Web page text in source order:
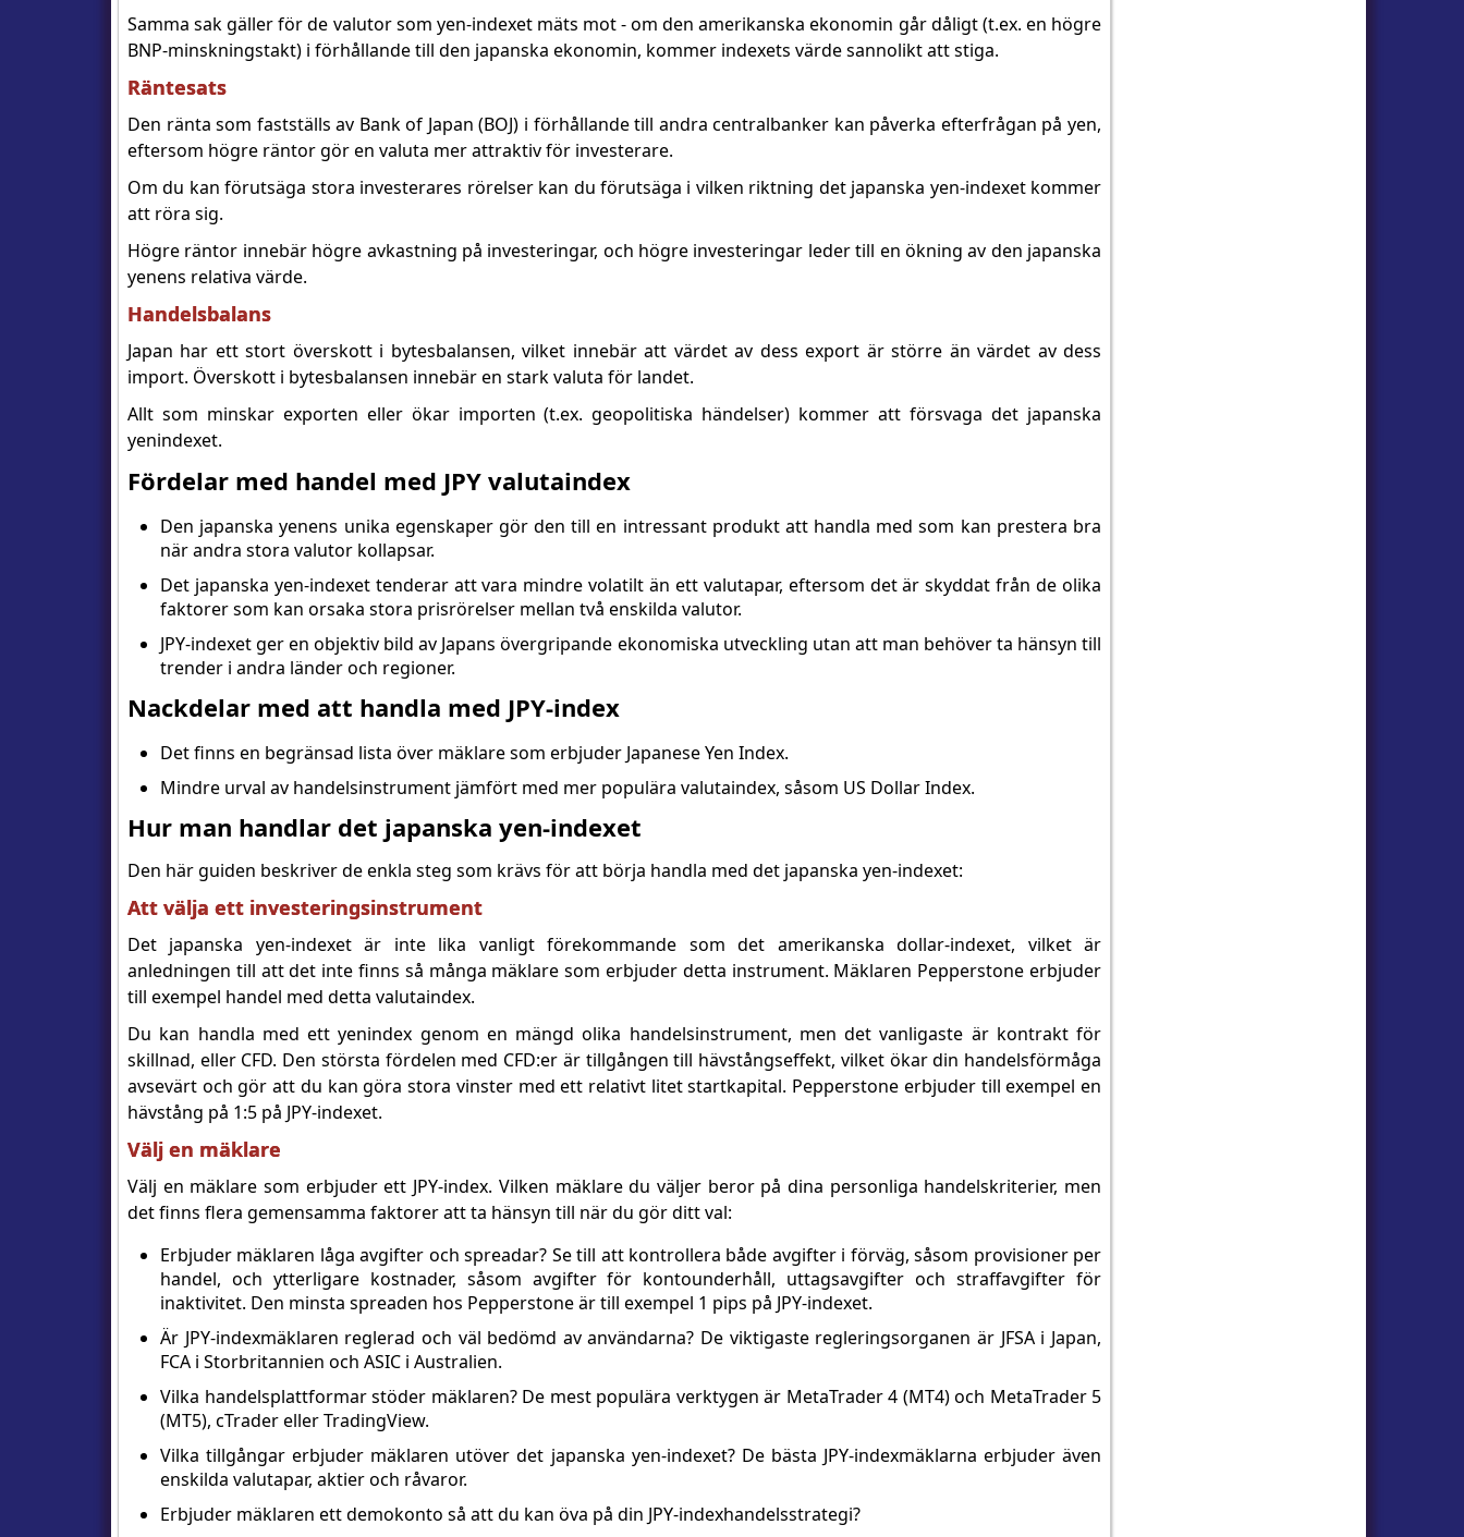
Samma sak gäller för de valutor som yen-indexet mäts mot - om den amerikanska ekonomin går dåligt (t.ex. en högre
BNP-minskningstakt) i förhållande till den japanska ekonomin, kommer indexets värde sannolikt att stiga.
Räntesats
Den ränta som fastställs av Bank of Japan (BOJ) i förhållande till andra centralbanker kan påverka efterfrågan på yen,
eftersom högre räntor gör en valuta mer attraktiv för investerare.
Om du kan förutsäga stora investerares rörelser kan du förutsäga i vilken riktning det japanska yen-indexet kommer
att röra sig.
Högre räntor innebär högre avkastning på investeringar, och högre investeringar leder till en ökning av den japanska
yenens relativa värde.
Handelsbalans
Japan har ett stort överskott i bytesbalansen, vilket innebär att värdet av dess export är större än värdet av dess
import. Överskott i bytesbalansen innebär en stark valuta för landet.
Allt som minskar exporten eller ökar importen (t.ex. geopolitiska händelser) kommer att försvaga det japanska
yenindexet.
Fördelar med handel med JPY valutaindex
Den japanska yenens unika egenskaper gör den till en intressant produkt att handla med som kan prestera bra
när andra stora valutor kollapsar.
Det japanska yen-indexet tenderar att vara mindre volatilt än ett valutapar, eftersom det är skyddat från de olika
faktorer som kan orsaka stora prisrörelser mellan två enskilda valutor.
JPY-indexet ger en objektiv bild av Japans övergripande ekonomiska utveckling utan att man behöver ta hänsyn till
trender i andra länder och regioner.
Nackdelar med att handla med JPY-index
Det finns en begränsad lista över mäklare som erbjuder Japanese Yen Index.
Mindre urval av handelsinstrument jämfört med mer populära valutaindex, såsom US Dollar Index.
Hur man handlar det japanska yen-indexet
Den här guiden beskriver de enkla steg som krävs för att börja handla med det japanska yen-indexet:
Att välja ett investeringsinstrument
Det japanska yen-indexet är inte lika vanligt förekommande som det amerikanska dollar-indexet, vilket är
anledningen till att det inte finns så många mäklare som erbjuder detta instrument. Mäklaren Pepperstone erbjuder
till exempel handel med detta valutaindex.
Du kan handla med ett yenindex genom en mängd olika handelsinstrument, men det vanligaste är kontrakt för
skillnad, eller CFD. Den största fördelen med CFD:er är tillgången till hävstångseffekt, vilket ökar din handelsförmåga
avsevärt och gör att du kan göra stora vinster med ett relativt litet startkapital. Pepperstone erbjuder till exempel en
hävstång på 1:5 på JPY-indexet.
Välj en mäklare
Välj en mäklare som erbjuder ett JPY-index. Vilken mäklare du väljer beror på dina personliga handelskriterier, men
det finns flera gemensamma faktorer att ta hänsyn till när du gör ditt val:
Erbjuder mäklaren låga avgifter och spreadar? Se till att kontrollera både avgifter i förväg, såsom provisioner per
handel, och ytterligare kostnader, såsom avgifter för kontounderhåll, uttagsavgifter och straffavgifter för
inaktivitet. Den minsta spreaden hos Pepperstone är till exempel 1 pips på JPY-indexet.
Är JPY-indexmäklaren reglerad och väl bedömd av användarna? De viktigaste regleringsorganen är JFSA i Japan,
FCA i Storbritannien och ASIC i Australien.
Vilka handelsplattformar stöder mäklaren? De mest populära verktygen är MetaTrader 4 (MT4) och MetaTrader 5
(MT5), cTrader eller TradingView.
Vilka tillgångar erbjuder mäklaren utöver det japanska yen-indexet? De bästa JPY-indexmäklarna erbjuder även
enskilda valutapar, aktier och råvaror.
Erbjuder mäklaren ett demokonto så att du kan öva på din JPY-indexhandelsstrategi?